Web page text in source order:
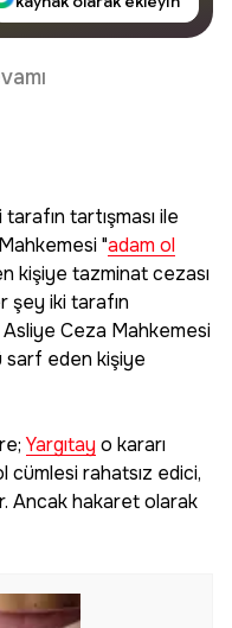
tartışması ile
"adam ol
kişiye tazminat cezası
şey iki tarafın
Asliye Ceza Mahkemesi
sarf eden kişiye
Yargıtay o kararı
cümlesi rahatsız edici,
Ancak hakaret olarak